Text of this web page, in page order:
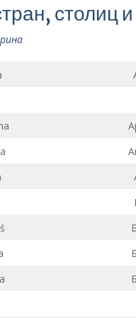
столиц